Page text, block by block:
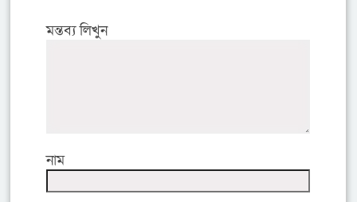
মন্তব্য লিখুন
নাম